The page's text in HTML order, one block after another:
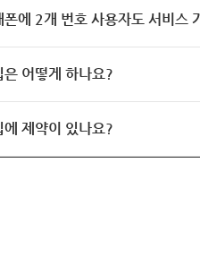
폰에 2개 번호 사용자도 서비스
은 어떻게 하나요?
에 제약이 있나요?